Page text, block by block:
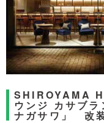
SHIROYAMA
ウンジ カサブ
ナガサワ」 改